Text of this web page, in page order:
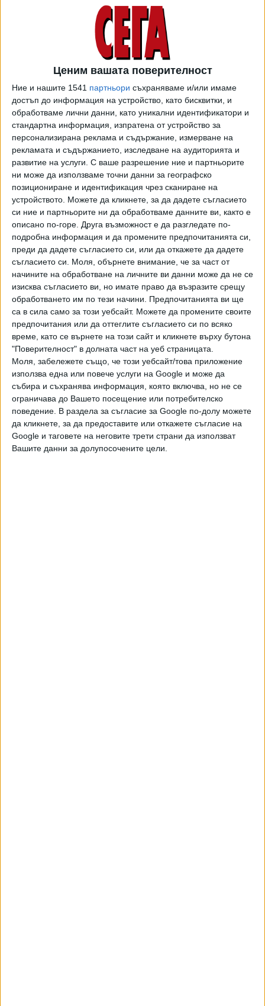
Ценим вашата поверителност
Ние и нашите 1541 партньори съхраняваме и/или имаме
достъп до информация на устройство, като бисквитки, и
обработваме лични данни, като уникални идентификатори и
стандартна информация, изпратена от устройство за
персонализирана реклама и съдържание, измерване на
рекламата и съдържанието, изследване на аудиторията и
развитие на услуги. С ваше разрешение ние и партньорите
ни може да използваме точни данни за географско
позициониране и идентификация чрез сканиране на
устройството. Можете да кликнете, за да дадете съгласието
си ние и партньорите ни да обработваме данните ви, както е
описано по-горе. Друга възможност е да разгледате по-
подробна информация и да промените предпочитанията си,
преди да дадете съгласието си, или да откажете да дадете
съгласието си. Моля, обърнете внимание, че за част от
начините на обработване на личните ви данни може да не се
изисква съгласието ви, но имате право да възразите срещу
обработването им по тези начини. Предпочитанията ви ще
са в сила само за този уебсайт. Можете да промените своите
предпочитания или да оттеглите съгласието си по всяко
време, като се върнете на този сайт и кликнете върху бутона
"Поверителност" в долната част на уеб страницата.
Моля, забележете също, че този уебсайт/това приложение
използва една или повече услуги на Google и може да
събира и съхранява информация, която включва, но не се
ограничава до Вашето посещение или потребителско
поведение. В раздела за съгласие за Google по-долу можете
да кликнете, за да предоставите или откажете съгласие на
Google и таговете на неговите трети страни да използват
Вашите данни за долупосочените цели.
туристите от Кралство Нидерландия да влизат на
територията на страната с PCR тест. За чартърите в
понеделник, 26.07.2021 туристите от тази страна ще
могат да влизат и с антигенен тест, обяви в края на
миналата седмица ведомството. Причината за
изключението явно са много планирани полети - в
момента от Нидерландия се изпълняват около 10
чартърни полета седмично. Това съобщение на
министерството все още не е оформено като заповед,
поради което е възможно да се стигне до объркване
сред пътуващите какво точно се иска от тях.
Вече втора седмица в червената зона са и
Великобритания, Испания, Кипър, Кувейт.
Влизането в червената зона означава, че България не
допуска посещения от тези страни, освен ако не става
дума за български граждани и лица със статут на
постоянно, дългосрочно или продължително
пребиваване у нас и членове на техните семейства. В
тези случаи няма значение дали човек е ваксиниран -
задължително се представя отрицателен PCR за
влизане в страната. Съществува възможност тестът да
се замени с 10-дневна карантина и тя да се отмени, ако
в рамките на 24 часа от прибирането се представи
отрицателен PCR тест. Хората в тази хипотеза трябва
да обърнат внимание, че за идващи от червена зона не
важи възможността за антигенен тест.
От понеделник в оранжевата зона влиза една нова
държава - Монако. За оранжева зона важи обичайният
режим - влизането става с представяне на COVID
сертификат за ваксинация, преболедуване или